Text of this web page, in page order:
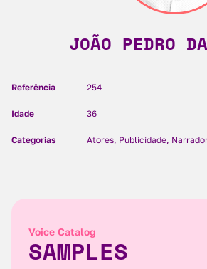
JOÃO PEDRO
Referência 254
Idade 36
Categorias Atores, Publicidade,
Voice Catalog
SAMPLES